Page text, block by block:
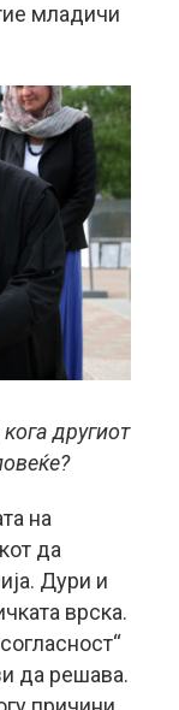
младичи
другиот
на
да
Дури и
врска.
да решава.